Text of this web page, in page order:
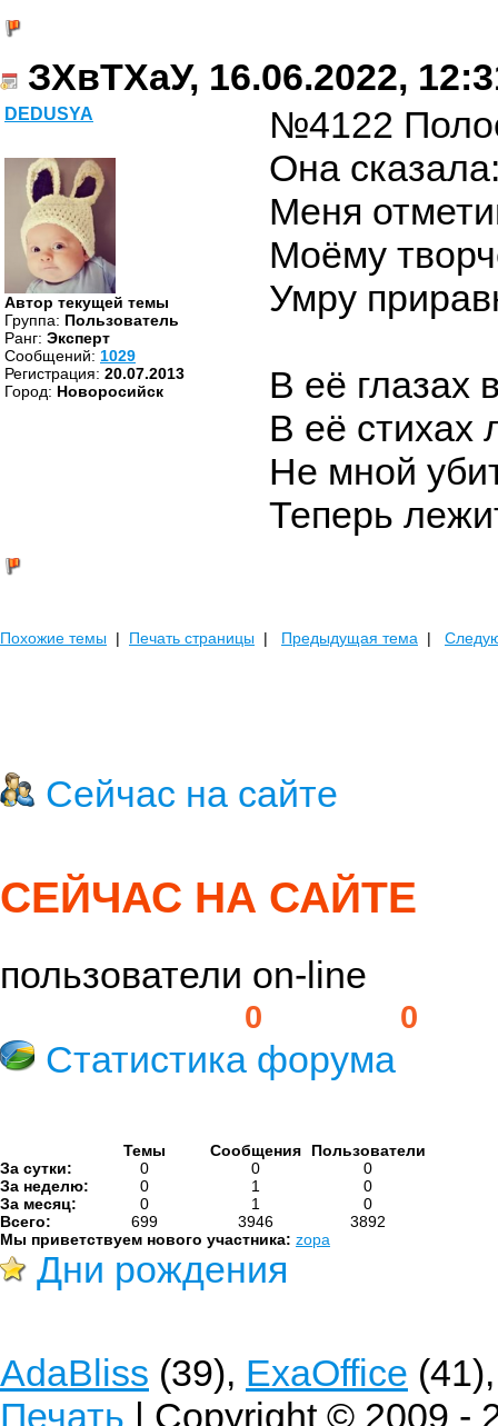
ЗХвТХаУ, 16.06.2022,
DEDUSYA
Автор текущей темы
Группа: Пользователь
Ранг: Эксперт
Cообщений: 1029
Регистрация: 20.07.2013
Город: Новоросийск
№4122
Она
Меня
Моёму
Умру
В её глазах
В её стихах
Не мной
Теперь
Похожие темы | Печать страницы | Предыдущая тема |
Сейчас на сайте
СЕЙЧАС НА САЙТЕ
пользователи on-line
0 0
Статистика форума
Темы Сообщения
Пользователи
За сутки:
0 0
0
За неделю:
0 1
0
За месяц:
0 1
0
Всего:
699 3946
3892
Мы приветствуем нового участника: zopa
Дни рождения
AdaBliss (39), ExaOffice
Печать | Copyright © 2009 -